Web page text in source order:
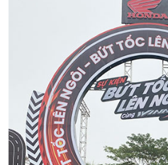
Thiên Long
08/07 2024